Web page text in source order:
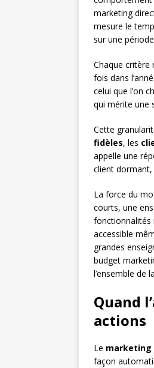
marketing
mesure le
sur une
Chaque critère
fois dans
celui que l’on
qui mérite une
Cette
fidèles, les
appelle une
client dormant,
La force du
courts, une
fonctionnalités
accessible
grandes
budget
l’ensemble de
Quand
actions
Le
façon